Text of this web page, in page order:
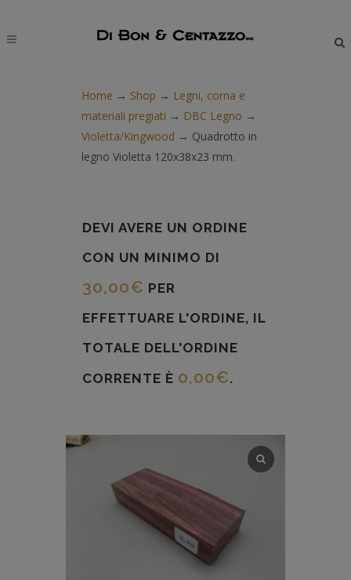
Home → Shop → Legni, corna e
materiali pregiati → DBC Legno →
Violetta/Kingwood → Quadrotto in
legno Violetta 120x38x23 mm.
DEVI AVERE UN ORDINE
CON UN MINIMO DI
30,00€ PER
EFFETTUARE L'ORDINE, IL
TOTALE DELL'ORDINE
CORRENTE È 0,00€.